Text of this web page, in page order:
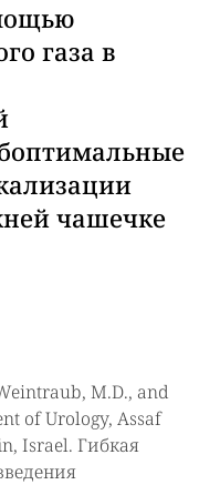
газа в
чашечке
M.D., and
of Urology, Assaf
Israel. Гибкая